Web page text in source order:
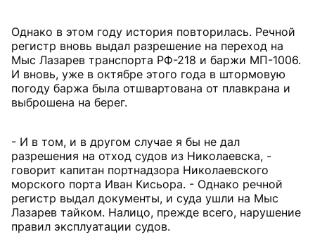
Однако в этом году история повторилась. Речной
регистр вновь выдал разрешение на переход на
Мыс Лазарев транспорта РФ-218 и баржи МП-1006.
И вновь, уже в октябре этого года в штормовую
погоду баржа была отшвартована от плавкрана и
выброшена на берег.
- И в том, и в другом случае я бы не дал
разрешения на отход судов из Николаевска, -
говорит капитан портнадзора Николаевского
морского порта Иван Кисьора. - Однако речной
регистр выдал документы, и суда ушли на Мыс
Лазарев тайком. Налицо, прежде всего, нарушение
правил эксплуатации судов.